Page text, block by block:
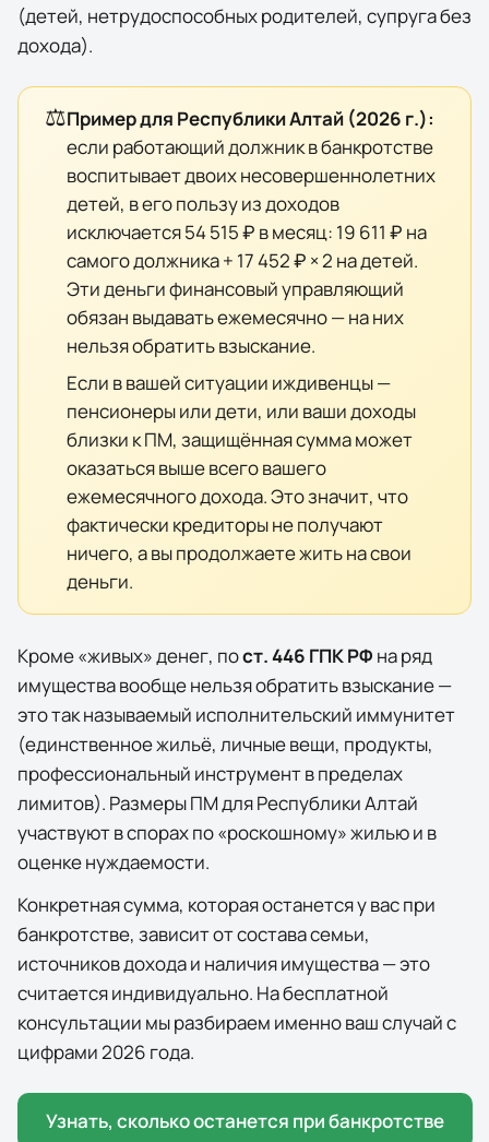
(детей, нетрудоспособных родителей, супруга без
дохода).
⚖️Пример для Республики Алтай (2026 г.):
если работающий должник в банкротстве
воспитывает двоих несовершеннолетних
детей, в его пользу из доходов
исключается54 515 ₽ в месяц: 19 611 ₽ на
самого должника + 17 452 ₽ × 2 на детей.
Эти деньги финансовый управляющий
обязан выдавать ежемесячно — на них
нельзя обратить взыскание.
Если в вашей ситуации иждивенцы —
пенсионеры или дети, или ваши доходы
близки к ПМ, защищённая сумма может
оказаться выше всего вашего
ежемесячного дохода. Это значит, что
фактически кредиторы не получают
ничего, а вы продолжаете жить на свои
деньги.
Кроме «живых» денег, пост. 446 ГПК РФ на ряд
имущества вообще нельзя обратить взыскание —
это так называемый исполнительский иммунитет
(единственное жильё, личные вещи, продукты,
профессиональный инструмент в пределах
лимитов). Размеры ПМ дляРеспублики Алтай
участвуют в спорах по «роскошному» жилью и в
оценке нуждаемости.
Конкретная сумма, которая останется у вас при
банкротстве, зависит от состава семьи,
источников дохода и наличия имущества — это
считается индивидуально. На бесплатной
консультации мы разбираем именно ваш случай с
цифрами 2026 года.
Узнать, сколько останется при банкротстве